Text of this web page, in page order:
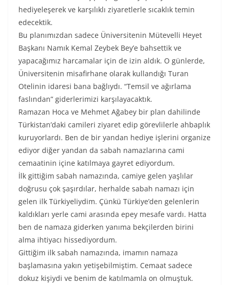
hediyeleşerek ve karşılıklı ziyaretlerle sıcaklık temin
edecektik.
Bu planımızdan sadece Üniversitenin Mütevelli Heyet
Başkanı Namık Kemal Zeybek Bey’e bahsettik ve
yapacağımız harcamalar için de izin aldık. O günlerde,
Üniversitenin misafirhane olarak kullandığı Turan
Otelinin idaresi bana bağlıydı. “Temsil ve ağırlama
faslından” giderlerimizi karşılayacaktık.
Ramazan Hoca ve Mehmet Ağabey bir plan dahilinde
Türkistan’daki camileri ziyaret edip görevlilerle ahbaplık
kuruyorlardı. Ben de bir yandan hediye işlerini organize
ediyor diğer yandan da sabah namazlarına cami
cemaatinin içine katılmaya gayret ediyordum.
İlk gittiğim sabah namazında, camiye gelen yaşlılar
doğrusu çok şaşırdılar, herhalde sabah namazı için
gelen ilk Türkiyeliydim. Çünkü Türkiye’den gelenlerin
kaldıkları yerle cami arasında epey mesafe vardı. Hatta
ben de namaza giderken yanıma bekçilerden birini
alma ihtiyacı hissediyordum.
Gittiğim ilk sabah namazında, imamın namaza
başlamasına yakın yetişebilmiştim. Cemaat sadece
dokuz kişiydi ve benim de katılmamla on olmuştuk.